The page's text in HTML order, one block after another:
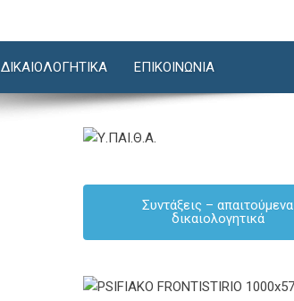
ΔΙΚΑΙΟΛΟΓΗΤΙΚΆ ΕΠΙΚΟΙΝΩΝΊΑ
Συντάξεις – απαιτούμενα
δικαιολογητικά